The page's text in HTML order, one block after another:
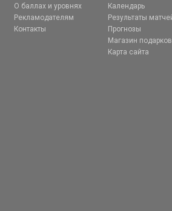
О баллах и уровнях
Рекламодателям
Контакты
Календарь
Результаты
Прогнозы
Магазин подарков
Карта сайта